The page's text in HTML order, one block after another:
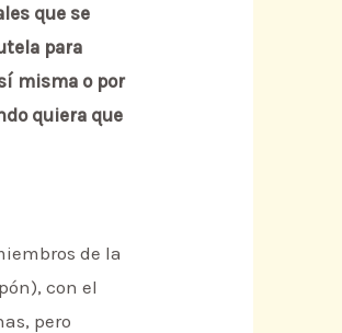
que se
para
misma o por
quiera que
de la
con el
pero